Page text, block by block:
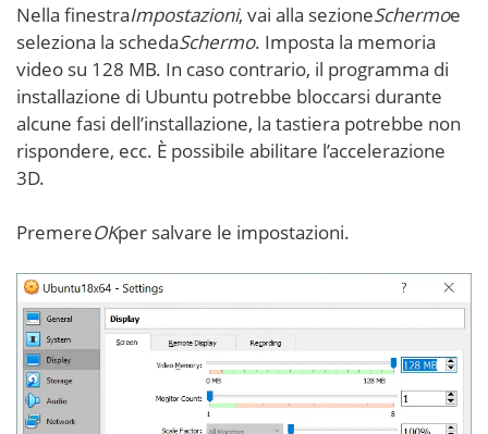
Nella finestraImpostazioni, vai alla sezioneSchermoe
seleziona la schedaSchermo. Imposta la memoria
video su 128 MB. In caso contrario, il programma di
installazione di Ubuntu potrebbe bloccarsi durante
alcune fasi dell’installazione, la tastiera potrebbe non
rispondere, ecc. È possibile abilitare l’accelerazione
3D.
PremereOKper salvare le impostazioni.